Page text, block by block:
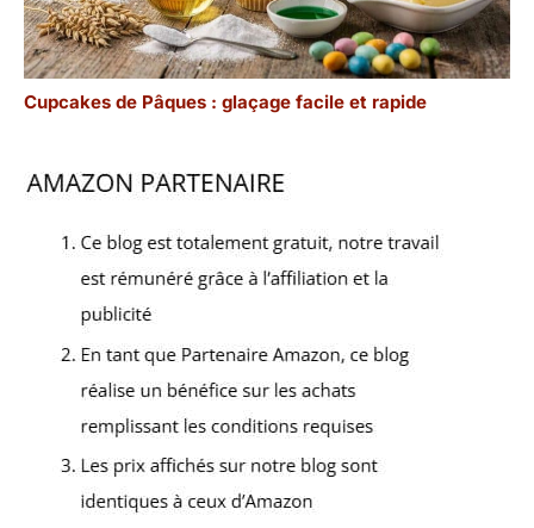
Cupcakes de Pâques : glaçage facile et rapide